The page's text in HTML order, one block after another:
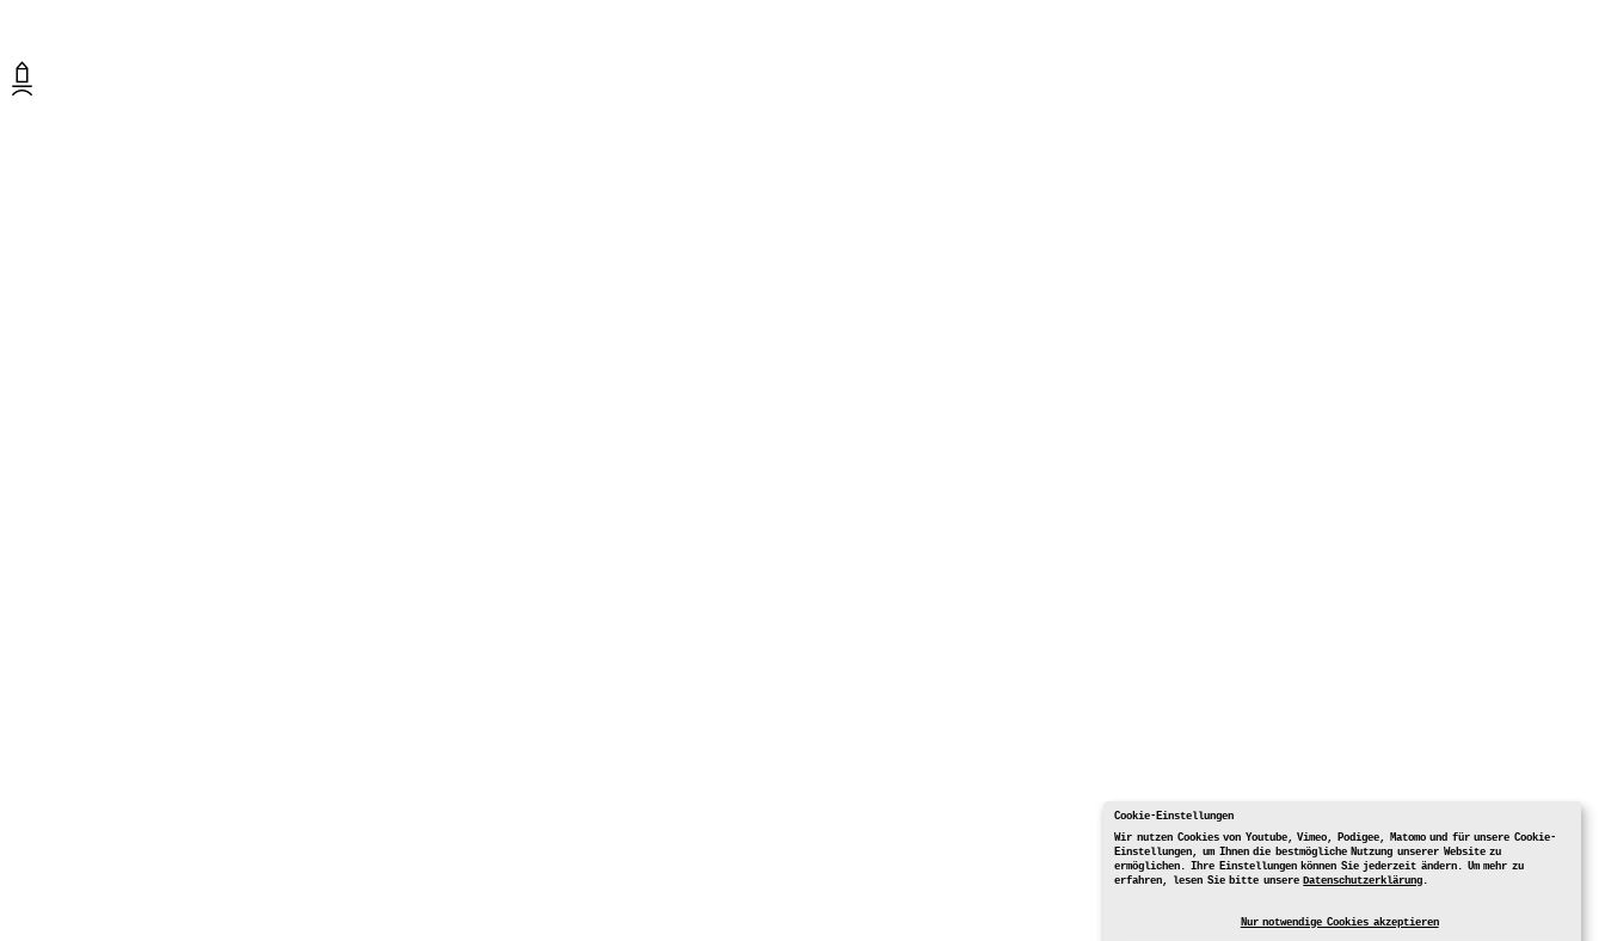
Cookie-Einstellungen
Wir nutzen Cookies von Youtube, Vimeo, Podigee, Matomo und für unsere Cookie-
Einstellungen, um Ihnen die bestmögliche Nutzung unserer Website zu
ermöglichen. Ihre Einstellungen können Sie jederzeit ändern. Um mehr zu
erfahren, lesen Sie bitte unsereDatenschutzerklärung.
Nur notwendige Cookies akzeptieren